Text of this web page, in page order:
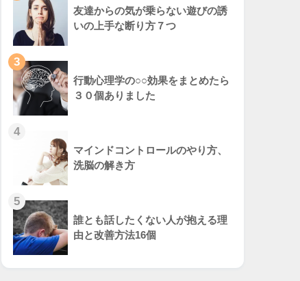
友達からの気が乗らない遊びの誘
いの上手な断り方７つ
3
行動心理学の○○効果をまとめたら
３０個ありました
4
マインドコントロールのやり方、
洗脳の解き方
5
誰とも話したくない人が抱える理
由と改善方法16個